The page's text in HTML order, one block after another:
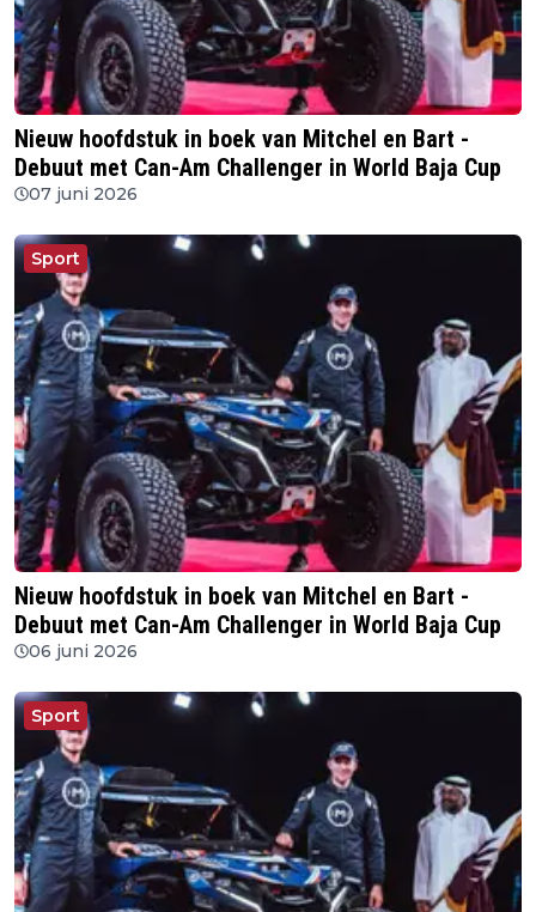
Nieuw hoofdstuk in boek van Mitchel en Bart -
Debuut met Can-Am Challenger in World Baja Cup
07 juni 2026
Sport
Nieuw hoofdstuk in boek van Mitchel en Bart -
Debuut met Can-Am Challenger in World Baja Cup
06 juni 2026
Sport